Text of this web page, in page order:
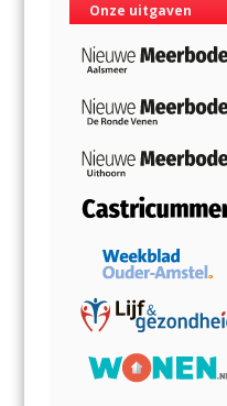
Onze uitgaven